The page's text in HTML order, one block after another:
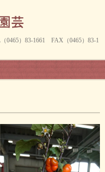
0465）83-1661 FAX（0465）83-1